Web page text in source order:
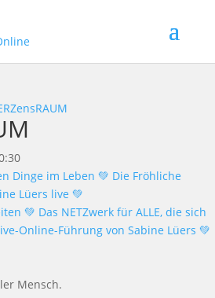
Dinge im Leben 💚 Die Fröhliche
Lüers live 💚
💚 Das NETZwerk für ALLE, die sich
Online-Führung von Sabine Lüers 💚
Mensch.